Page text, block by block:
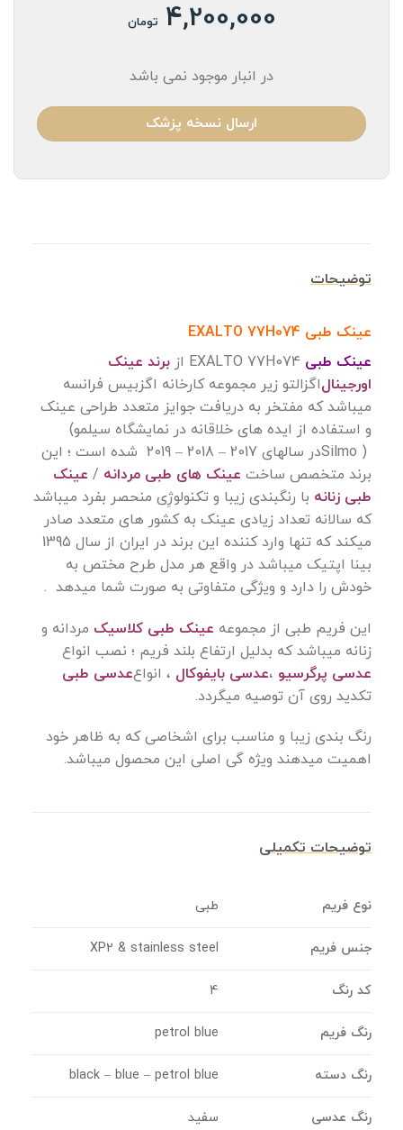
4,200,000 تومان
در انبار موجود نمی باشد
ارسال نسخه پزشک
توضیحات
عینک طبی EXALTO 77H074
عینک طبی
از برند عینک
اورجینالاگزالتو زیر مجموعه کارخانه اگزبیس فرانسه
میباشد که مفتخر به دریافت جوایز متعدد طراحی عینک
و استفاده از ایده های خلاقانه در نمایشگاه سیلمو(
Silmo )
در سالهای 2017 – 2018 – 2019 شده است ؛ این
برند متخصص ساخت عینک های طبی مردانه / عینک
طبی زنانه با رنگبندی زیبا و تکنولوژِی منحصر بفرد میباشد
که سالانه تعداد زیادی عینک به کشور های متعدد صادر
میکند که تنها وارد کننده این برند در ایران از سال 1395
بینا اپتیک میباشد در واقع هر مدل طرح مختص به
خودش را دارد و ویژگی متفاوتی به صورت شما میدهد .
این فریم طبی از مجموعه عینک طبی کلاسیک مردانه و
زنانه میباشد که بدلیل ارتفاع بلند فریم ؛ نصب انواع
عدسی پرگرسیو ،عدسی بایفوکال ، انواععدسی طبی
تکدید روی آن توصیه میگردد.
رنگ بندی زیبا و مناسب برای اشخاصی که به ظاهر خود
اهمیت میدهند ویژه گی اصلی این محصول میباشد.
توضیحات تکمیلی
نوع فریم طبی
جنس فریم XP2 & stainless steel
کد رنگ 4
رنگ فریم petrol blue
رنگ دسته black – blue – petrol blue
رنگ عدسی سفید